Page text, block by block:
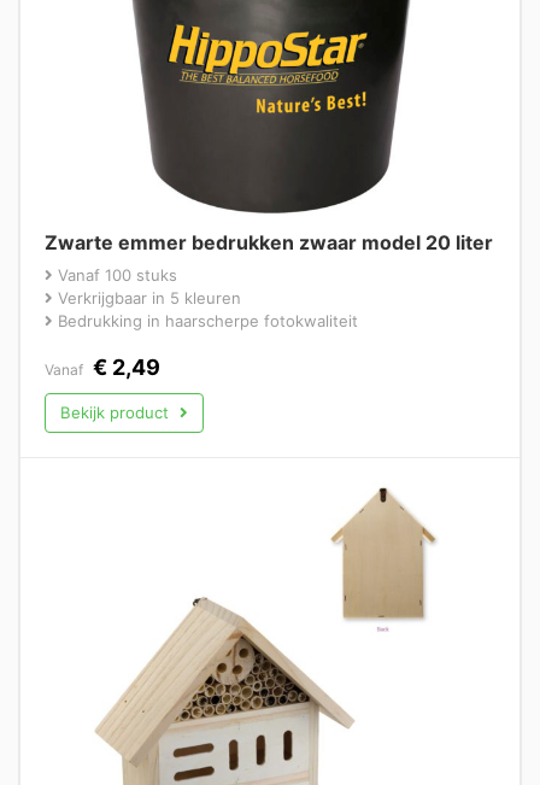
Zwarte emmer bedrukken zwaar model 20 liter
Vanaf 100 stuks
Verkrijgbaar in 5 kleuren
Bedrukking in haarscherpe fotokwaliteit
Vanaf € 2,49
Bekijk product